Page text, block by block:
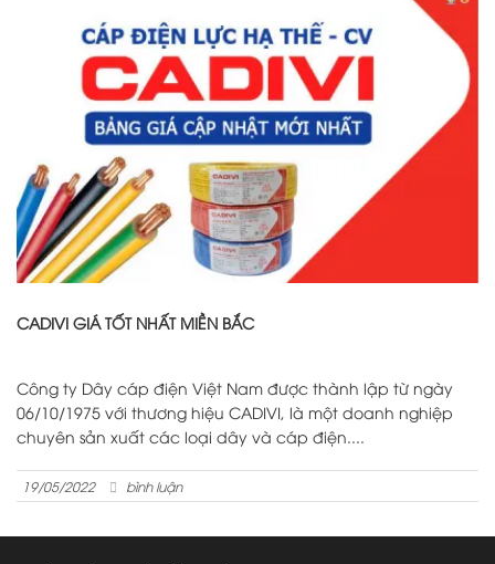
CADIVI GIÁ TỐT NHẤT MIỀN BẮC
Công ty Dây cáp điện Việt Nam được thành lập từ ngày
06/10/1975 với thương hiệu CADIVI, là một doanh nghiệp
chuyên sản xuất các loại dây và cáp điện....
19/05/2022 bình luận